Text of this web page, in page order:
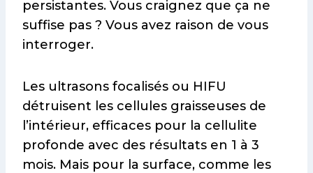
persistantes. Vous craignez que ça ne
suffise pas ? Vous avez raison de vous
interroger.
Les ultrasons focalisés ou HIFU
détruisent les cellules graisseuses de
l’intérieur, efficaces pour la cellulite
profonde avec des résultats en 1 à 3
mois. Mais pour la surface, comme les